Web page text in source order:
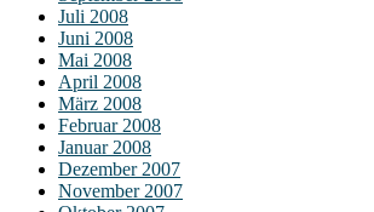
Juli 2008
Juni 2008
Mai 2008
April 2008
März 2008
Februar 2008
Januar 2008
Dezember 2007
November 2007